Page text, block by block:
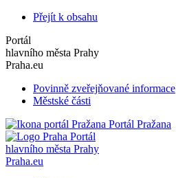
Přejít k obsahu
Portál
hlavního města Prahy
Praha.eu
Povinně zveřejňované informace
Městské části
Portál Pražana
Portál
hlavního města Prahy
Praha.eu